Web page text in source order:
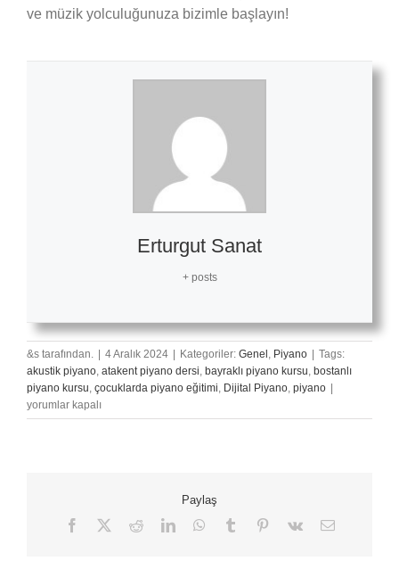
ve müzik yolculuğunuza bizimle başlayın!
Erturgut Sanat
+ posts
&s tarafından. | 4 Aralık 2024 | Kategoriler: Genel Piyano | Tags:
akustik piyano atakent piyano dersi bayraklı piyano kursu bostanlı
piyano kursu çocuklarda piyano eğitimi Dijital Piyano piyano |
Başarı
yorumlar kapalı
Paylaş
Facebook RedditLinkedInWhatsApp
Tumblr Pinterest
Vk
E-